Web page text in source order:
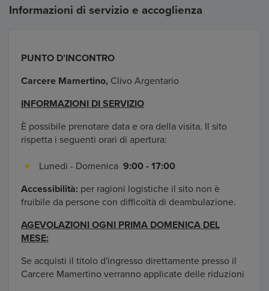
Informazioni di servizio e accoglienza
PUNTO D’INCONTRO
Carcere Mamertino, Clivo Argentario
INFORMAZIONI DI SERVIZIO
È possibile prenotare data e ora della visita. Il sito
rispetta i seguenti orari di apertura:
Lunedi - Domenica 9:00 - 17:00
Accessibilità: per ragioni logistiche il sito non è
fruibile da persone con difficoltà di deambulazione.
AGEVOLAZIONI OGNI PRIMA DOMENICA DEL
MESE:
Se acquisti il titolo d'ingresso direttamente presso il
Carcere Mamertino verranno applicate delle riduzioni